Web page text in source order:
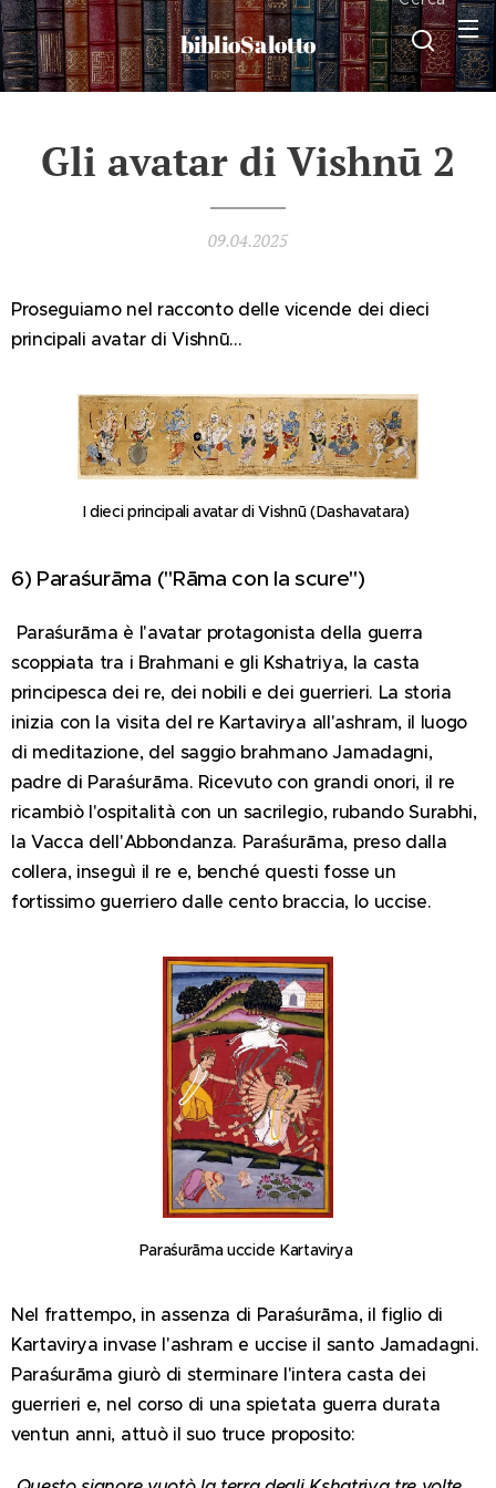
biblioSalotto
Gli avatar di Vishnū 2
09.04.2025
Proseguiamo nel racconto delle vicende dei dieci
principali avatar di Vishnū…
I dieci principali avatar di Vishnū (Dashavatara)
6) Paraśurāma ("Rāma con la scure")
Paraśurāma è l'avatar protagonista della guerra
scoppiata tra i Brahmani e gli Kshatriya, la casta
principesca dei re, dei nobili e dei guerrieri. La storia
inizia con la visita del re Kartavirya all'ashram, il luogo
di meditazione, del saggio brahmano Jamadagni,
padre di Paraśurāma. Ricevuto con grandi onori, il re
ricambiò l'ospitalità con un sacrilegio, rubando Surabhi,
la Vacca dell'Abbondanza. Paraśurāma, preso dalla
collera, inseguì il re e, benché questi fosse un
fortissimo guerriero dalle cento braccia, lo uccise.
Paraśurāma uccide Kartavirya
Nel frattempo, in assenza di Paraśurāma, il figlio di
Kartavirya invase l'ashram e uccise il santo Jamadagni.
Paraśurāma giurò di sterminare l'intera casta dei
guerrieri e, nel corso di una spietata guerra durata
ventun anni, attuò il suo truce proposito: